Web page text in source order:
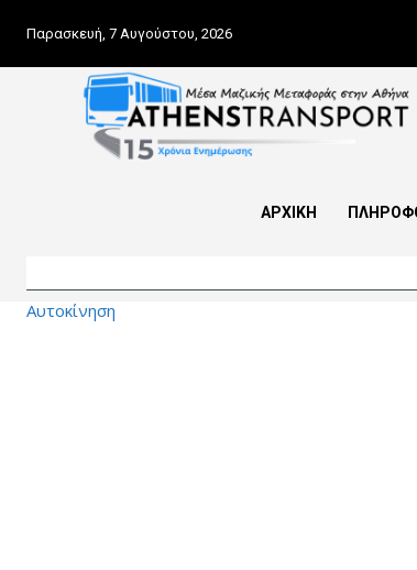
Παρασκευή, 7 Αυγούστου, 2026
ΑΡΧΙΚΗ
Αυτοκίνηση